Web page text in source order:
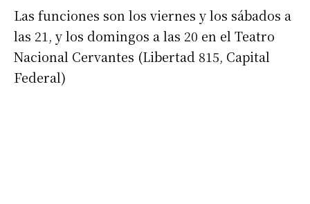
Las funciones son los viernes y los sábados a
las 21, y los domingos a las 20 en el Teatro
Nacional Cervantes (Libertad 815, Capital
Federal)